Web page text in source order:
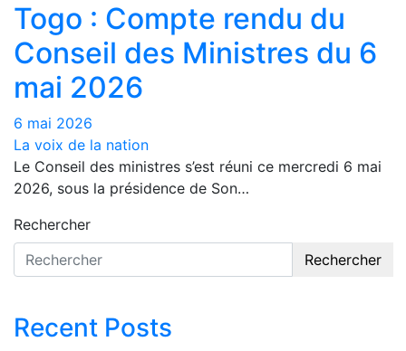
Togo : Compte rendu du
Conseil des Ministres du 6
mai 2026
6 mai 2026
La voix de la nation
Le Conseil des ministres s’est réuni ce mercredi 6 mai
2026, sous la présidence de Son…
Rechercher
Rechercher
Recent Posts